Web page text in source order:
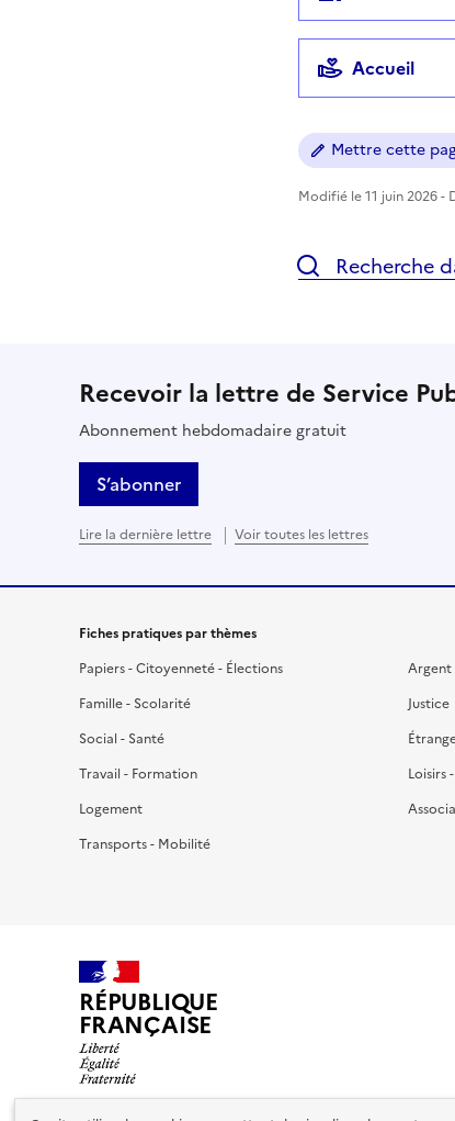
Accueil
Mettre cette
Modifié le 11 juin 2026
Recherche
Recevoir la lettre de Service
Abonnement hebdomadaire gratuit
S’abonner
Lire la dernière lettre Voir toutes les lettres
Fiches pratiques par thèmes
Papiers - Citoyenneté - Élections
Famille - Scolarité
Social - Santé
Travail - Formation
Logement
Transports - Mobilité
Argent
Justice
Loisirs
RÉPUBLIQUE
FRANÇAISE